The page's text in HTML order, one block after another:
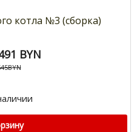
котла №3 (сборка)
BYN